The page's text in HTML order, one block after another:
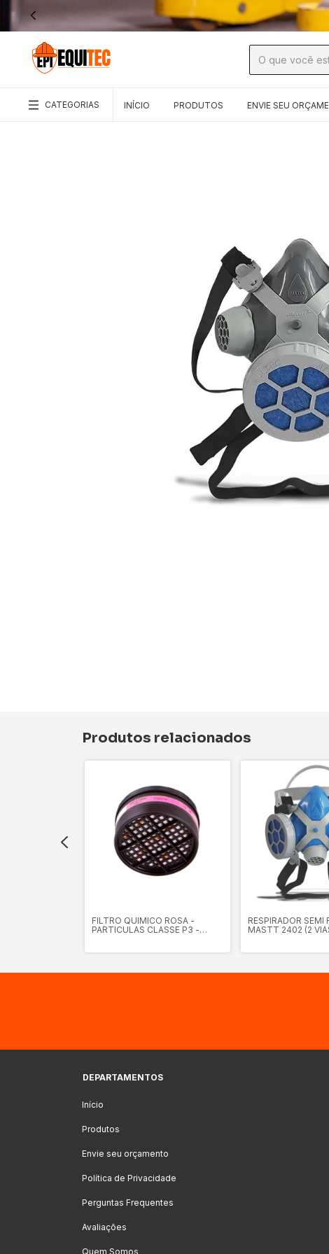
CATEGORIAS INÍCIO PRODUTOS ENVIE SEU
Produtos relacionados
FILTRO QUIMICO ROSA -
PARTICULAS CLASSE P3 -
RESPIRADOR SEMI
MASTT 2402 (2
DEPARTAMENTOS
Início
Produtos
Envie seu orçamento
Política de Privacidade
Perguntas Frequentes
Avaliações
Quem Somos